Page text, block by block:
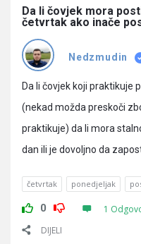
Latest
Pitanja
Da li čovjek mora
četvrtak ako inače
Nedzmudin
Da li čovjek koji praktikuje
(nekad možda preskoči
praktikuje) da li mora
dan ili je dovoljno da
četvrtak ponedjeljak
0 1
DIJELI